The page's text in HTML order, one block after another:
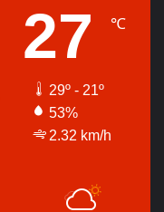
27 ℃
29º - 21º
53%
2.32 km/h